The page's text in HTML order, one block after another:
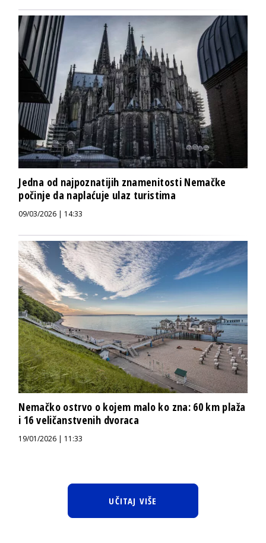
Jedna od najpoznatijih znamenitosti Nemačke
počinje da naplaćuje ulaz turistima
09/03/2026 | 14:33
Nemačko ostrvo o kojem malo ko zna: 60 km plaža
i 16 veličanstvenih dvoraca
19/01/2026 | 11:33
UČITAJ VIŠE